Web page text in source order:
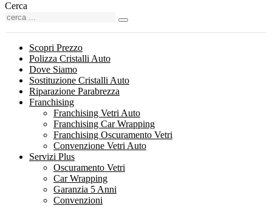
Cerca
Scopri Prezzo
Polizza Cristalli Auto
Dove Siamo
Sostituzione Cristalli Auto
Riparazione Parabrezza
Franchising
Franchising Vetri Auto
Franchising Car Wrapping
Franchising Oscuramento Vetri
Convenzione Vetri Auto
Servizi Plus
Oscuramento Vetri
Car Wrapping
Garanzia 5 Anni
Convenzioni